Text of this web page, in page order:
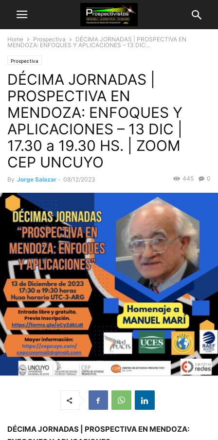
Home Prospectiva
DÉCIMA JORNADAS | PROSPECTIVA EN
MENDOZA: ENFOQUES Y APLICACIONES – 13 DIC...
Prospectiva
DÉCIMA JORNADAS |
PROSPECTIVA EN
MENDOZA: ENFOQUES Y
APLICACIONES – 13 DIC |
17.30 a 19.30 HS. | ZOOM
CEP UNCUYO
By Jorge Salazar - 08/12/2023 0
445
DÉCIMA JORNADAS | PROSPECTIVA EN MENDOZA: